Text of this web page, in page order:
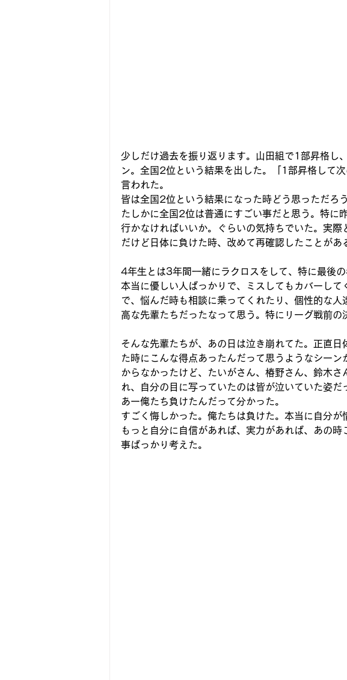
少しだけ過去を振り返ります。山田組で1部昇格し
ン。全国2位という結果を出した。「1部昇格して
言われた。
皆は全国2位という結果になった時どう思っただろう
たしかに全国2位は普通にすごい事だと思う。特に
行かなければいいか。ぐらいの気持ちでいた。実際
だけど日体に負けた時、改めて再確認したことがあ
4年生とは3年間一緒にラクロスをして、特に最後の
本当に優しい人ばっかりで、ミスしてもカバーして
で、悩んだ時も相談に乗ってくれたり、個性的な
高な先輩たちだったなって思う。特にリーグ戦前の
そんな先輩たちが、あの日は泣き崩れてた。正直
た時にこんな得点あったんだって思うようなシー
からなかったけど、たいがさん、椿野さん、鈴木
れ、自分の目に写っていたのは皆が泣いていた姿だ
あー俺たち負けたんだって分かった。
すごく悔しかった。俺たちは負けた。本当に自分が
もっと自分に自信があれば、実力があれば、あの
事ばっかり考えた。